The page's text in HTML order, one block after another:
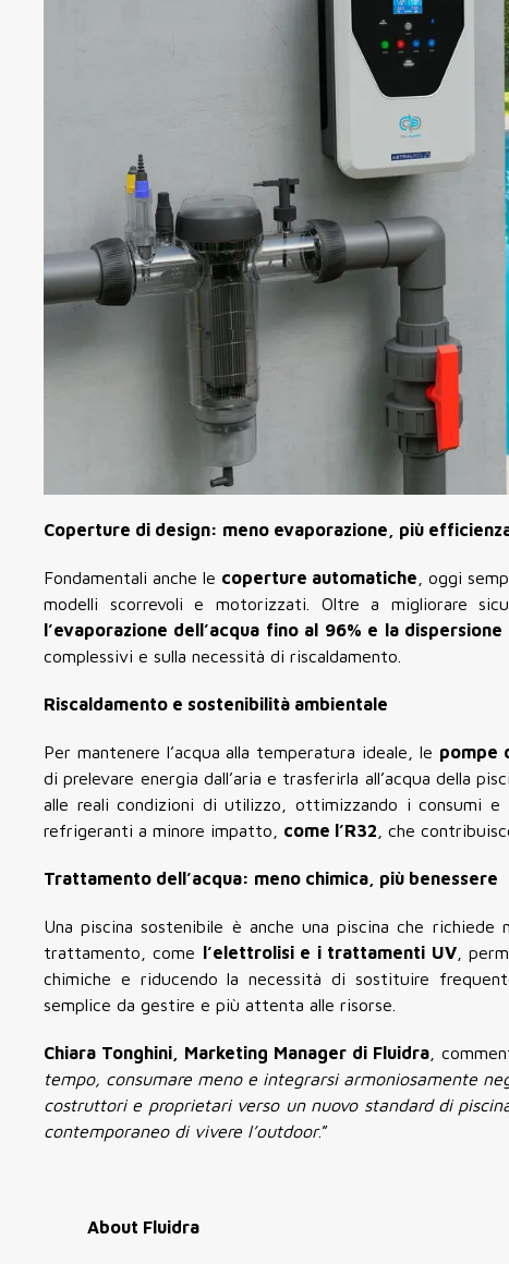
Coperture di design: meno evaporazione, più
Fondamentali anche le coperture automatiche , oggi
modelli scorrevoli e motorizzati. Oltre a migliorare
l’evaporazione dell’acqua fino al 96% e la
complessivi e sulla necessità di riscaldamento.
Riscaldamento e sostenibilità ambientale
Per mantenere l’acqua alla temperatura ideale, le pompe
di prelevare energia dall’aria e trasferirla all’acqua della
alle reali condizioni di utilizzo, ottimizzando i consumi e
refrigeranti a minore impatto, come l’R32 , che
Trattamento dell’acqua: meno chimica, più benessere
Una piscina sostenibile è anche una piscina che
trattamento, come l’elettrolisi e i trattamenti UV,
chimiche e riducendo la necessità di sostituire
semplice da gestire e più attenta alle risorse.
Chiara Tonghini, Marketing Manager di Fluidra ,
tempo, consumare meno e integrarsi armoniosamente
costruttori e proprietari verso un nuovo standard di
contemporaneo di vivere l’outdoor.”
About Fluidra